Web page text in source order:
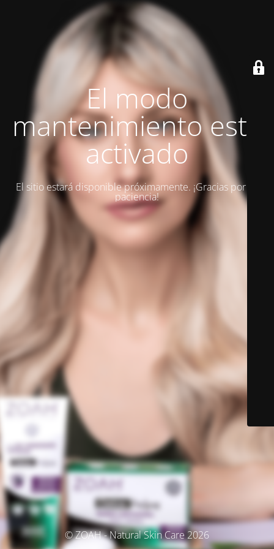
El modo
mantenimiento está
activado
El sitio estará disponible próximamente. ¡Gracias por su
paciencia!
© ZOAH - Natural Skin Care 2026